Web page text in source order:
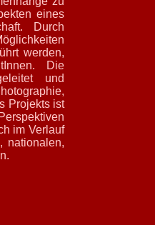
eines
Durch
werden,
Die
und
Projekts ist
im Verlauf
nationalen,